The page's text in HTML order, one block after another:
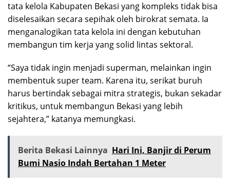
tata kelola Kabupaten Bekasi yang kompleks tidak bisa
diselesaikan secara sepihak oleh birokrat semata. Ia
menganalogikan tata kelola ini dengan kebutuhan
membangun tim kerja yang solid lintas sektoral.
“Saya tidak ingin menjadi superman, melainkan ingin
membentuk super team. Karena itu, serikat buruh
harus bertindak sebagai mitra strategis, bukan sekadar
kritikus, untuk membangun Bekasi yang lebih
sejahtera,” katanya memungkasi.
Berita Bekasi Lainnya Hari Ini, Banjir di Perum
Bumi Nasio Indah Bertahan 1 Meter